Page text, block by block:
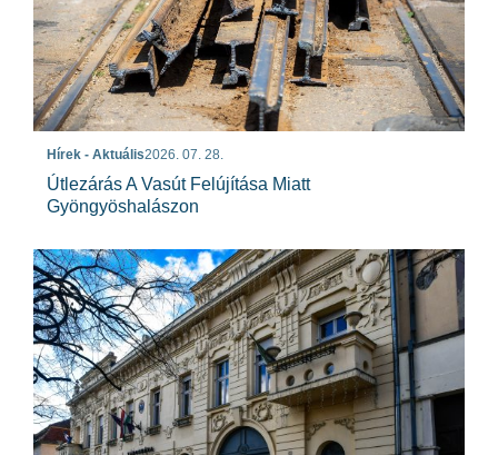
Hírek - Aktuális2026. 07. 28.
Útlezárás A Vasút Felújítása Miatt
Gyöngyöshalászon